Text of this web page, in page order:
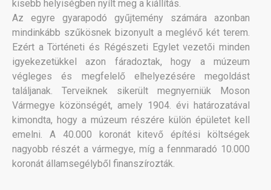
kisebb helyiségben nyílt meg a kiállítás.
Az egyre gyarapodó gyűjtemény számára azonban
mindinkább szűkösnek bizonyult a meglévő két terem.
Ezért a Történeti és Régészeti Egylet vezetői minden
igyekezetükkel azon fáradoztak, hogy a múzeum
végleges és megfelelő elhelyezésére megoldást
találjanak. Terveiknek sikerült megnyerniük Moson
Vármegye közönségét, amely 1904. évi határozatával
kimondta, hogy a múzeum részére külön épületet kell
emelni. A 40.000 koronát kitevő építési költségek
nagyobb részét a vármegye, míg a fennmaradó 10.000
koronát államsegélyből finanszírozták.